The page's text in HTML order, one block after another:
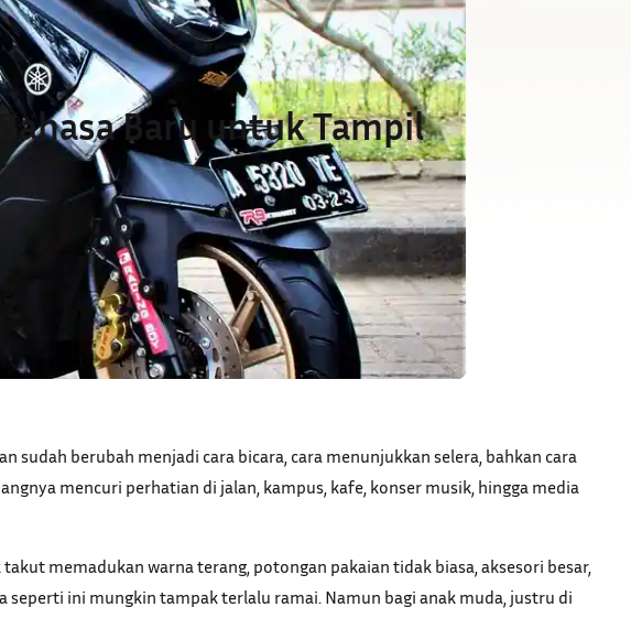
Baru untuk Tampil
sudah berubah menjadi cara bicara, cara menunjukkan selera, bahkan cara
mencuri perhatian di jalan, kampus, kafe, konser musik, hingga media
memadukan warna terang, potongan pakaian tidak biasa, aksesori besar,
seperti ini mungkin tampak terlalu ramai. Namun bagi anak muda, justru di